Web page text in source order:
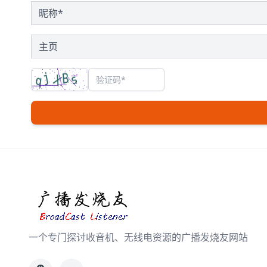
一个专门探讨收音机、无线电资源的广播发烧友网站